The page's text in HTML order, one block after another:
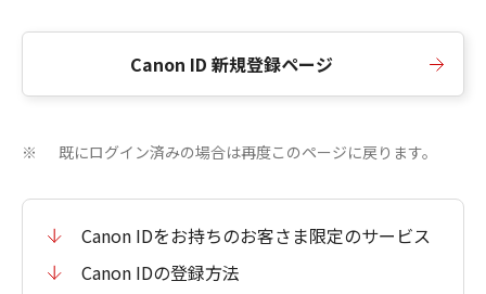
Canon ID 新規登録ページ
※ 既にログイン済みの場合は再度このページに戻ります。
Canon IDをお持ちのお客さま限定のサービス
Canon IDの登録方法